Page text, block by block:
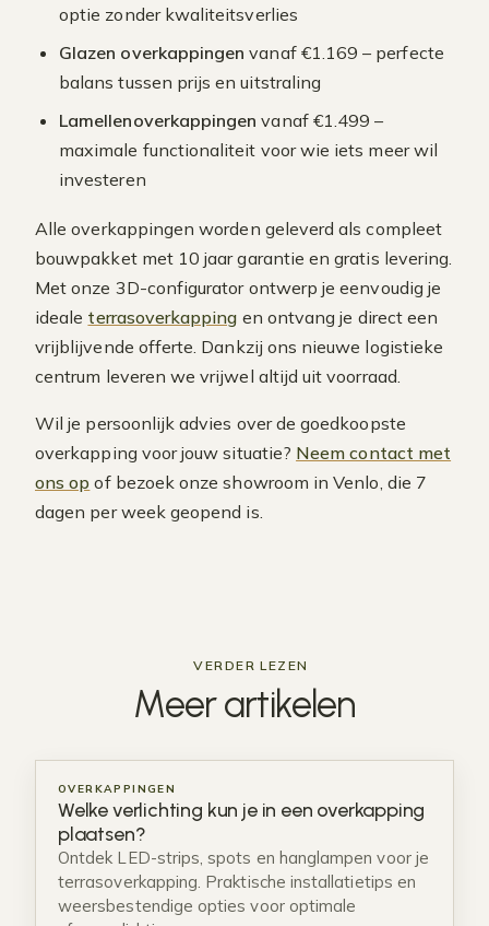
optie zonder kwaliteitsverlies
Glazen overkappingen vanaf €1.169 – perfecte
balans tussen prijs en uitstraling
Lamellenoverkappingen vanaf €1.499 –
maximale functionaliteit voor wie iets meer wil
investeren
Alle overkappingen worden geleverd als compleet
bouwpakket met 10 jaar garantie en gratis levering.
Met onze 3D-configurator ontwerp je eenvoudig je
ideale terrasoverkapping en ontvang je direct een
vrijblijvende offerte. Dankzij ons nieuwe logistieke
centrum leveren we vrijwel altijd uit voorraad.
Wil je persoonlijk advies over de goedkoopste
overkapping voor jouw situatie? Neem contact met
ons op of bezoek onze showroom in Venlo, die 7
dagen per week geopend is.
VERDER LEZEN
Meerartikelen
OVERKAPPINGEN
Welke verlichting kun je in een overkapping
plaatsen?
Ontdek LED-strips, spots en hanglampen voor je
terrasoverkapping. Praktische installatietips en
weersbestendige opties voor optimale